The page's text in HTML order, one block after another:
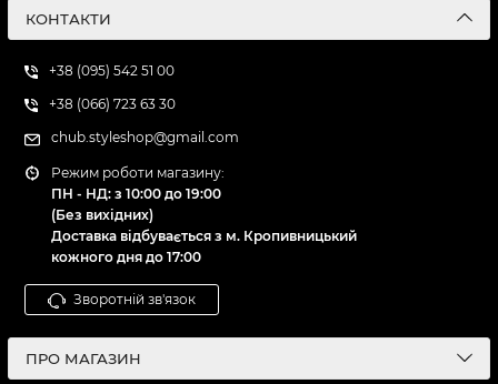
КОНТАКТИ
+38 (095) 542 51 00
+38 (066) 723 63 30
chub.styleshop@gmail.com
Режим роботи магазину:
ПН - НД: з 10:00 до 19:00
(Без вихідних)
Доставка відбувається з м. Кропивницький
кожного дня до 17:00
Зворотній зв'язок
ПРО МАГАЗИН